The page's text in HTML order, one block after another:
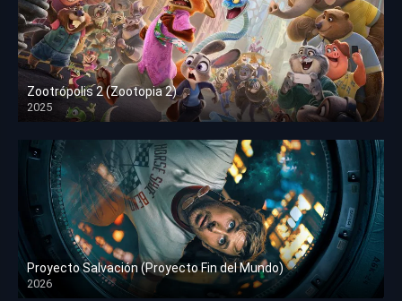
Zootrópolis 2 (Zootopia 2)
2025
HD 1080p
Proyecto Salvación (Proyecto Fin del Mundo)
2026
HD 1080p